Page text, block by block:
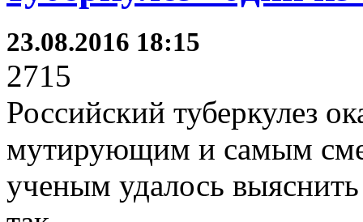
23.08.2016 18:15
2715
Российский туберкулез
мутирующим и самым
ученым удалось